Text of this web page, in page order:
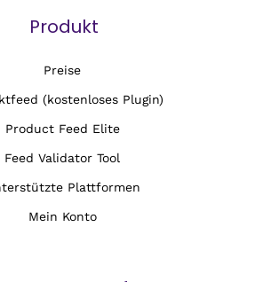
Produkt
Preise
(kostenloses Plugin)
Product Feed Elite
Feed Validator Tool
Plattformen
Mein Konto